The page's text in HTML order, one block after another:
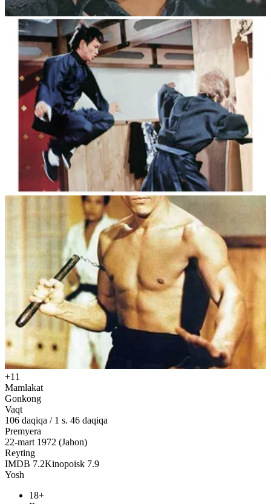
+11
Mamlakat
Gonkong
Vaqt
106 daqiqa / 1 s. 46 daqiqa
Premyera
22-mart 1972 (Jahon)
Reyting
IMDB 7.2Kinopoisk 7.9
Yosh
18+